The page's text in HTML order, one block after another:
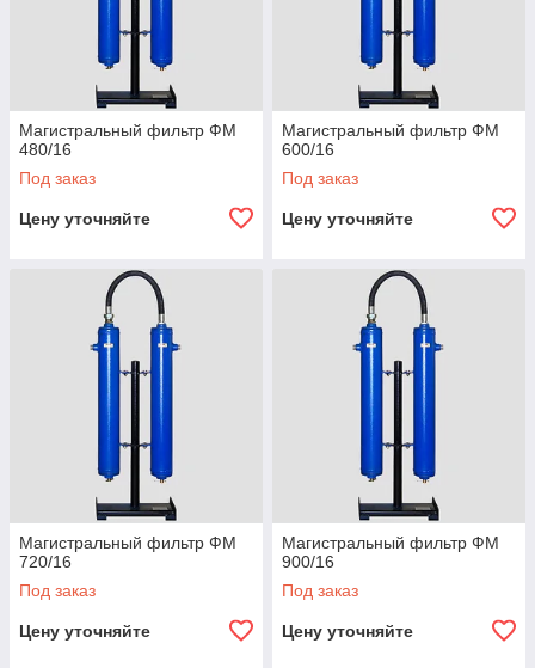
Магистральный фильтр ФМ
480/16
Под заказ
Цену уточняйте
Магистральный фильтр ФМ
600/16
Под заказ
Цену уточняйте
Магистральный фильтр ФМ
720/16
Под заказ
Цену уточняйте
Магистральный фильтр ФМ
900/16
Под заказ
Цену уточняйте